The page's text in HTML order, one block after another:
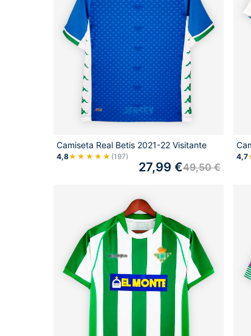
Camiseta Real Betis 2021-22 Visitante
4,8★★★★★ (197)
49,50€
27,99 €
4,7